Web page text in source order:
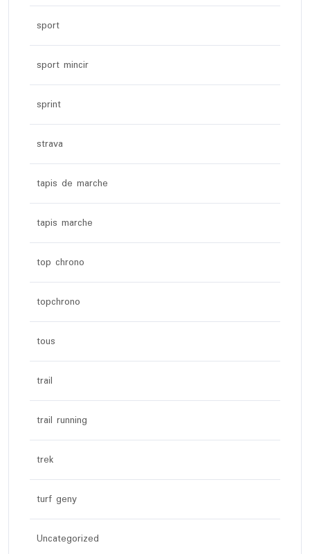
sport
sport mincir
sprint
strava
tapis de marche
tapis marche
top chrono
topchrono
tous
trail
trail running
trek
turf geny
Uncategorized